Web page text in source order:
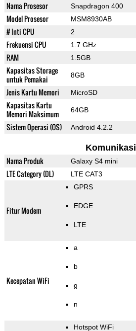
Nama Prosesor Snapdragon 400
Model Prosesor MSM8930AB
# Inti CPU 2
Frekuensi CPU 1.7 GHz
RAM 1.5GB
Kapasitas Storage
untuk Pemakai
8GB
Jenis Kartu Memori MicroSD
Kapasitas Kartu
Memori Maksimum
64GB
Sistem Operasi (OS) Android 4.2.2
Komunikasi
Nama Produk Galaxy S4 mini
LTE Category (DL) LTE CAT3
Fitur Modem
GPRS
EDGE
LTE
Kecepatan WiFi
a
b
g
n
Hotspot WiFi